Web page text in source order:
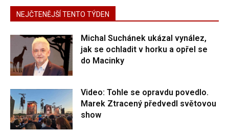
NEJČTENĚJŠÍ TENTO TÝDEN
Michal Suchánek ukázal vynález,
jak se ochladit v horku a opřel se
do Macinky
Video: Tohle se opravdu povedlo.
Marek Ztracený předvedl světovou
show